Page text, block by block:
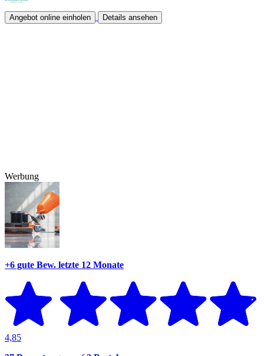
Angebot online einholen Details ansehen
Werbung
+6 gute Bew. letzte 12 Monate
4,85